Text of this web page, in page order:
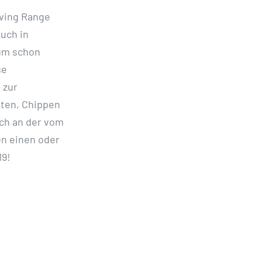
Range
in
schon
zur
Chippen
an der vom
einen oder